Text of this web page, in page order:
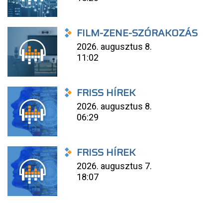
FILM-ZENE-SZÓRAKOZÁS
2026. augusztus 8.
11:02
FRISS HÍREK
2026. augusztus 8.
06:29
FRISS HÍREK
2026. augusztus 7.
18:07